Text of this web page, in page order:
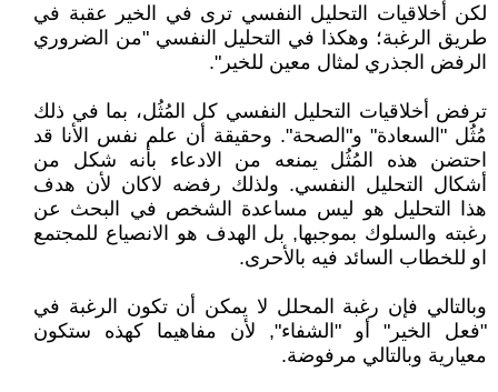
لكن أخلاقيات التحليل النفسي ترى في الخير عقبة في
طريق الرغبة؛ وهكذا في التحليل النفسي "من الضروري
الرفض الجذري لمثال معين للخير".
ترفض أخلاقيات التحليل النفسي كل المُثُل، بما في ذلك
مُثُل "السعادة" و"الصحة". وحقيقة أن علم نفس الأنا قد
احتضن هذه المُثُل يمنعه من الادعاء بأنه شكل من
أشكال التحليل النفسي. ولذلك رفضه لاكان لأن هدف
هذا التحليل هو ليس مساعدة الشخص في البحث عن
رغبته والسلوك بموجبها, بل الهدف هو الانصياع للمجتمع
او للخطاب السائد فيه بالأحرى.
وبالتالي فإن رغبة المحلل لا يمكن أن تكون الرغبة في
"فعل الخير" أو "الشفاء", لأن مفاهيما كهذه ستكون
معيارية وبالتالي مرفوضة.